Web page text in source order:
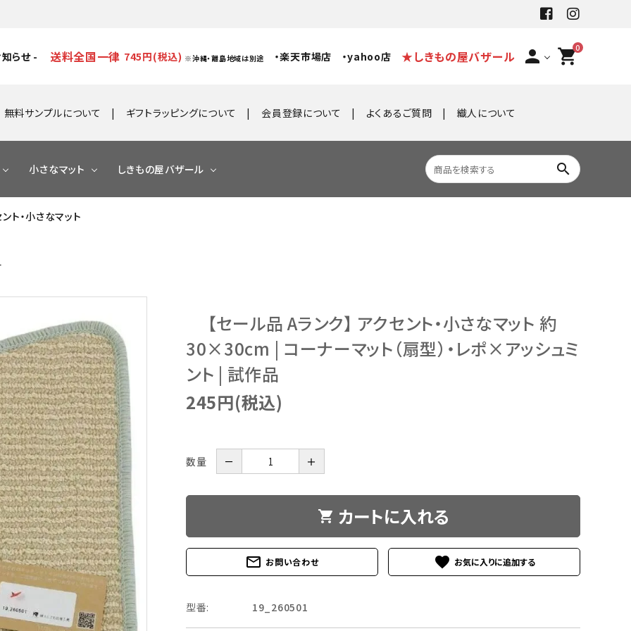
らせ - 送料全国一律 745円(税込) ※沖縄・離島地域は別途 ・楽天市場店 ・yahoo店 ★しきもの屋バザール person 0
shopping_cart
無料サンプルについて ギフトラッピングについて 会員登録について よくあるご質問 織人について
小さなマット しきもの屋バザール search
ト・小さなマット
【セール品 Aランク】 アクセント・小さなマット 約
30×30cm | コーナーマット（扇型）・レポ×アッシュミ
ント | 試作品
245円(税込)
数量 － ＋
shopping_cart カートに入れる
mail_outline お問い合わせ favorite
型番: 19_260501